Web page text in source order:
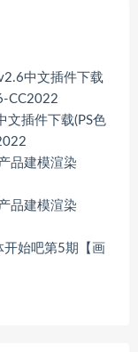
中文插件下载
CC2022
文插件下载(PS色
品建模渲染
品建模渲染
始吧第5期【画